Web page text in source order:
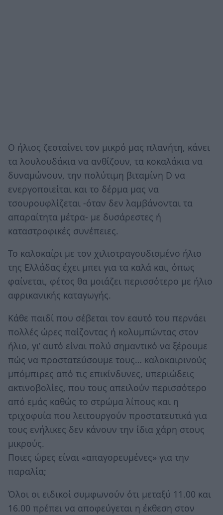
Ο ήλιος ζεσταίνει τον μικρό μας πλανήτη, κάνει
τα λουλουδάκια να ανθίζουν, τα κοκαλάκια να
δυναμώνουν, την πολύτιμη βιταμίνη D να
ενεργοποιείται και το δέρμα μας να
τσουρουφλίζεται -όταν δεν λαμβάνονται τα
απαραίτητα μέτρα- με δυσάρεστες ή
καταστροφικές συνέπειες.
Το καλοκαίρι με τον χιλιοτραγουδισμένο ήλιο
της Ελλάδας έχει μπει για τα καλά και, όπως
φαίνεται, φέτος θα μοιάζει περισσότερο με ήλιο
αφρικανικής καταγωγής.
Κάθε παιδί που σέβεται τον εαυτό του περνάει
πολλές ώρες παίζοντας ή κολυμπώντας στον
ήλιο, γι’ αυτό είναι πολύ σημαντικό να ξέρουμε
πώς να προστατεύσουμε τους… καλοκαιρινούς
μπόμπιρες από τις επικίνδυνες, υπεριώδεις
ακτινοβολίες, που τους απειλούν περισσότερο
από εμάς καθώς το στρώμα λίπους και η
τριχοφυία που λειτουργούν προστατευτικά για
τους ενήλικες δεν κάνουν την ίδια χάρη στους
μικρούς.
Ποιες ώρες είναι «απαγορευμένες» για την
παραλία;
Όλοι οι ειδικοί συμφωνούν ότι μεταξύ 11.00 και
16.00 πρέπει να αποφεύγεται η έκθεση στον